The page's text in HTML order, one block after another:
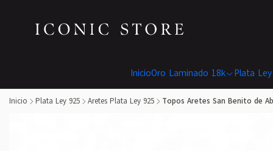
InicioOro Laminado 18k Plata
Inicio Plata Ley 925 Aretes Plata Ley 925 Topos Aretes San Benito de